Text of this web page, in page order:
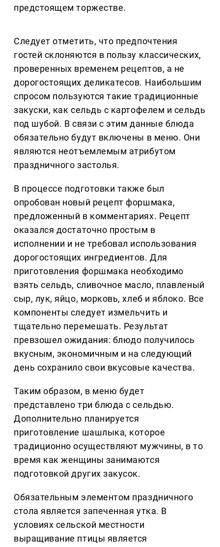
предстоящем торжестве.
Следует отметить, что предпочтения
гостей склоняются в пользу классических,
проверенных временем рецептов, а не
дорогостоящих деликатесов. Наибольшим
спросом пользуются такие традиционные
закуски, как сельдь с картофелем и сельдь
под шубой. В связи с этим данные блюда
обязательно будут включены в меню. Они
являются неотъемлемым атрибутом
праздничного застолья.
В процессе подготовки также был
опробован новый рецепт форшмака,
предложенный в комментариях. Рецепт
оказался достаточно простым в
исполнении и не требовал использования
дорогостоящих ингредиентов. Для
приготовления форшмака необходимо
взять сельдь, сливочное масло, плавленый
сыр, лук, яйцо, морковь, хлеб и яблоко. Все
компоненты следует измельчить и
тщательно перемешать. Результат
превзошел ожидания: блюдо получилось
вкусным, экономичным и на следующий
день сохранило свои вкусовые качества.
Таким образом, в меню будет
представлено три блюда с сельдью.
Дополнительно планируется
приготовление шашлыка, которое
традиционно осуществляют мужчины, в то
время как женщины занимаются
подготовкой других закусок.
Обязательным элементом праздничного
стола является запеченная утка. В
условиях сельской местности
выращивание птицы является